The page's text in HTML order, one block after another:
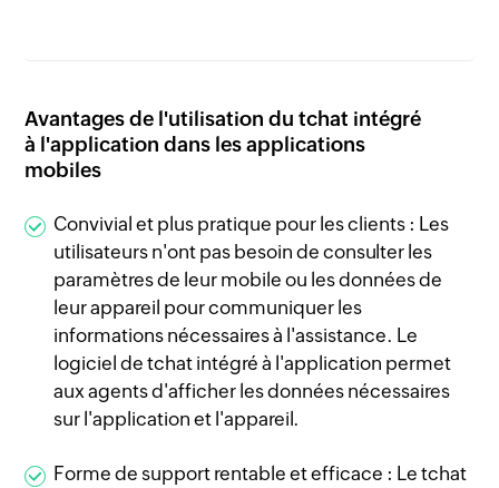
Avantages de l'utilisation du tchat intégré
à l'application dans les applications
mobiles
Convivial et plus pratique pour les clients : Les
utilisateurs n'ont pas besoin de consulter les
paramètres de leur mobile ou les données de
leur appareil pour communiquer les
informations nécessaires à l'assistance. Le
logiciel de tchat intégré à l'application permet
aux agents d'afficher les données nécessaires
sur l'application et l'appareil.
Forme de support rentable et efficace : Le tchat